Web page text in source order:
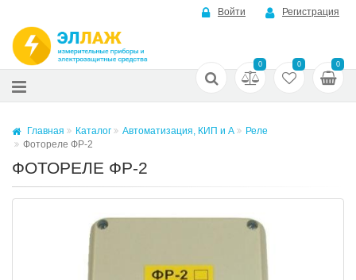
Войти Регистрация
0 0 0
Главная Каталог Автоматизация, КИП и А
Реле
Фотореле ФР-2
ФОТОРЕЛЕ ФР-2